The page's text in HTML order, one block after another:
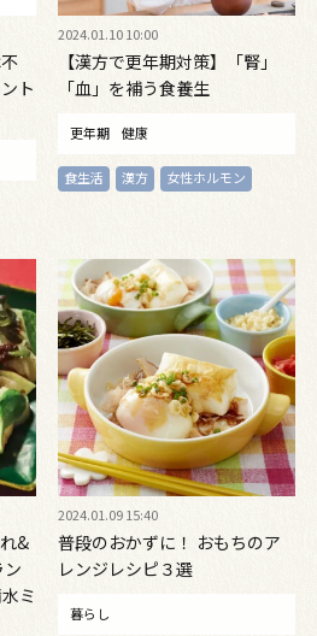
ト
2024.01.10 10:00
【漢方で更年期対策】「腎」
「血」を補う食養生
更年期 健康
食生活 漢方 女性ホルモン
&
ミ
2024.01.09 15:40
普段のおかずに！ おもちのア
レンジレシピ３選
暮らし